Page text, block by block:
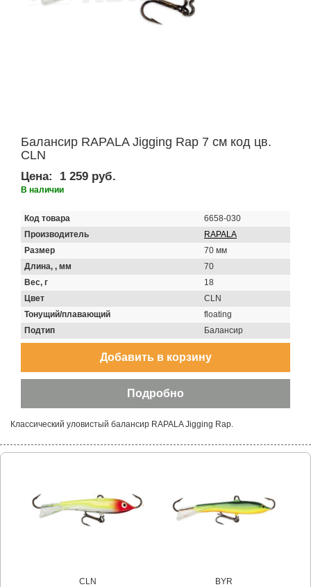
Балансир RAPALA Jigging Rap 7 см код цв.
CLN
Цена: 1 259 руб.
В наличии
Код товара
6658-030
Производитель
RAPALA
Размер
70 мм
Длина, , мм
70
Вес, г
18
Цвет
CLN
Тонущий/плавающий
floating
Подтип
Балансир
Классический уловистый балансир RAPALA Jigging Rap.
CLN BYR